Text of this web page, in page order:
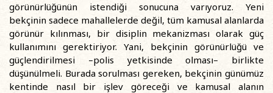
görünürlüğünün istendiği sonucuna varıyoruz. Yeni
bekçinin sadece mahallelerde değil, tüm kamusal alanlarda
görünür kılınması, bir disiplin mekanizması olarak güç
kullanımını gerektiriyor. Yani, bekçinin görünürlüğü ve
güçlendirilmesi –polis yetkisinde olması– birlikte
düşünülmeli. Burada sorulması gereken, bekçinin günümüz
kentinde nasıl bir işlev göreceği ve kamusal alanın